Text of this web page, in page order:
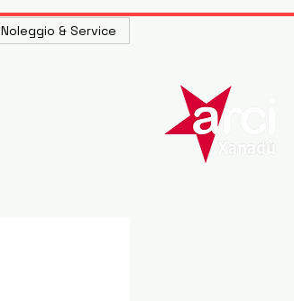
Noleggio & Service